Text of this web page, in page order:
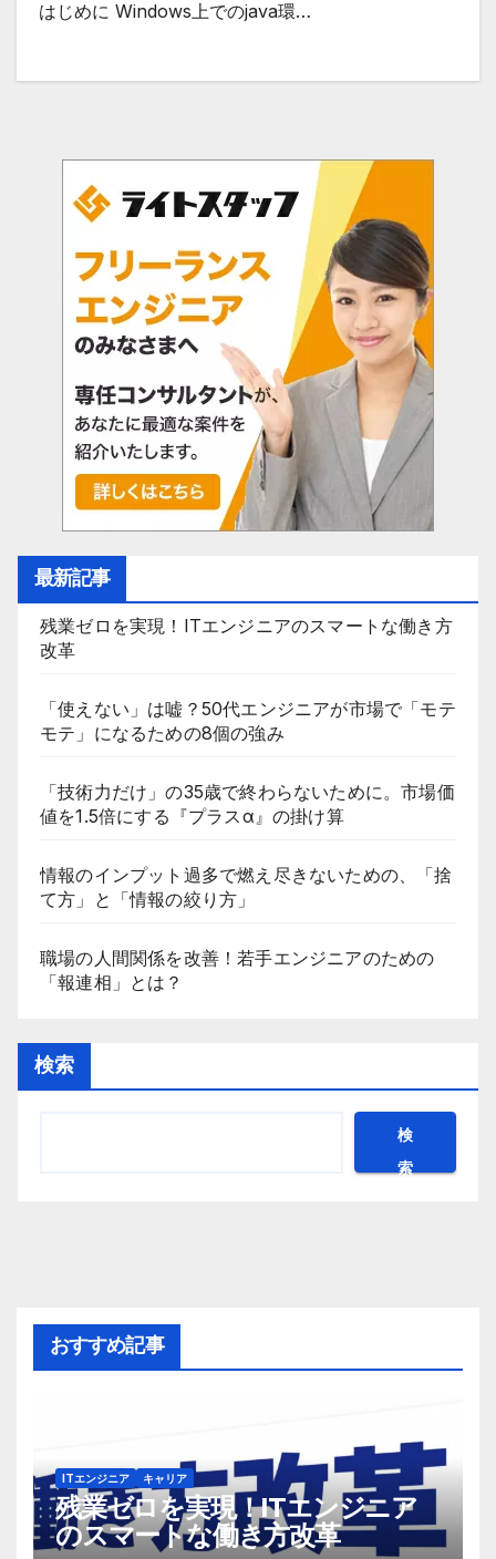
はじめに Windows上でのjava環…
最新記事
残業ゼロを実現！ITエンジニアのスマートな働き方
改革
「使えない」は嘘？50代エンジニアが市場で「モテ
モテ」になるための8個の強み
「技術力だけ」の35歳で終わらないために。市場価
値を1.5倍にする『プラスα』の掛け算
情報のインプット過多で燃え尽きないための、「捨
て方」と「情報の絞り方」
職場の人間関係を改善！若手エンジニアのための
「報連相」とは？
検索
検
索
おすすめ記事
ITエンジニア キャリア
残業ゼロを実現！ITエンジニア
のスマートな働き方改革